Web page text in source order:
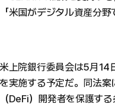
「米国がデジタル資産分
米上院銀行委員会は5月14
を実施する予定だ。同法
（DeFi）開発者を保護す